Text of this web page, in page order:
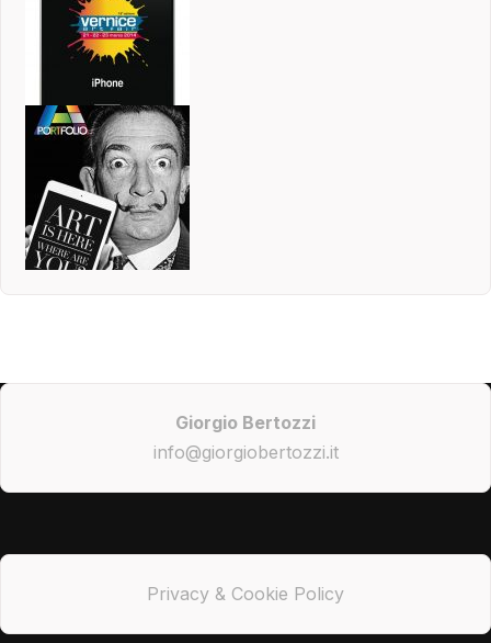
Giorgio Bertozzi
info@giorgiobertozzi.it
Privacy & Cookie Policy